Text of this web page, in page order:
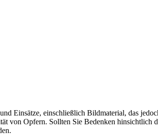
Einsätze, einschließlich Bildmaterial, das
von Opfern. Sollten Sie Bedenken